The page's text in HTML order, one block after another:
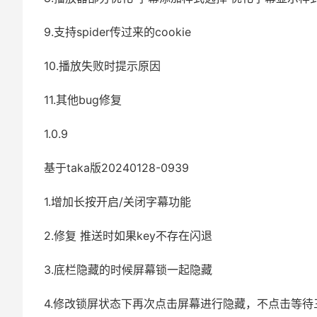
9.支持spider传过来的cookie
10.播放失败时提示原因
11.其他bug修复
1.0.9
基于taka版20240128-0939
1.增加长按开启/关闭字幕功能
2.修复 推送时如果key不存在闪退
3.底栏隐藏的时候屏幕锁一起隐藏
4.修改锁屏状态下再次点击屏幕进行隐藏，不点击等待